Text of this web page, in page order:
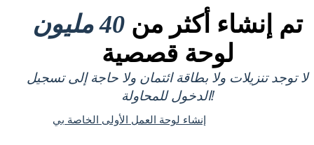
تم إنشاء أكثر من 40 مليون
لوحة قصصية
لا توجد تنزيلات ولا بطاقة ائتمان ولا حاجة إلى تسجيل
الدخول للمحاولة!
إنشاء لوحة العمل الأولى الخاصة بي